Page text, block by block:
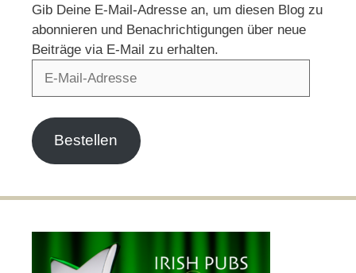
Gib Deine E-Mail-Adresse an, um diesen Blog zu
abonnieren und Benachrichtigungen über neue
Beiträge via E-Mail zu erhalten.
Bestellen